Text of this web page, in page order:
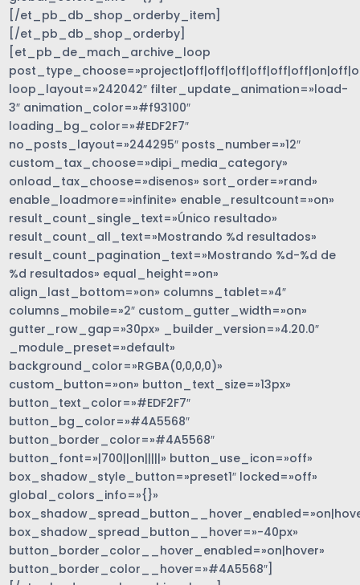
[/et_pb_db_shop_orderby_item]
[/et_pb_db_shop_orderby]
[et_pb_de_mach_archive_loop
loop_layout=»242042″ filter_update_animation=»load-
3″ animation_color=»#f93100″
loading_bg_color=»#EDF2F7″
no_posts_layout=»244295″ posts_number=»12″
custom_tax_choose=»dipi_media_category»
onload_tax_choose=»disenos» sort_order=»rand»
enable_loadmore=»infinite» enable_resultcount=»on»
result_count_single_text=»Único resultado»
result_count_all_text=»Mostrando %d resultados»
result_count_pagination_text=»Mostrando %d-%d de
%d resultados» equal_height=»on»
align_last_bottom=»on» columns_tablet=»4″
columns_mobile=»2″ custom_gutter_width=»on»
gutter_row_gap=»30px» _builder_version=»4.20.0″
_module_preset=»default»
background_color=»RGBA(0,0,0,0)»
custom_button=»on» button_text_size=»13px»
button_text_color=»#EDF2F7″
button_bg_color=»#4A5568″
button_border_color=»#4A5568″
button_font=»|700||on|||||» button_use_icon=»off»
box_shadow_style_button=»preset1″ locked=»off»
global_colors_info=»{}»
box_shadow_spread_button__hover=»-40px»
button_border_color__hover_enabled=»on|hover»
button_border_color__hover=»#4A5568″]